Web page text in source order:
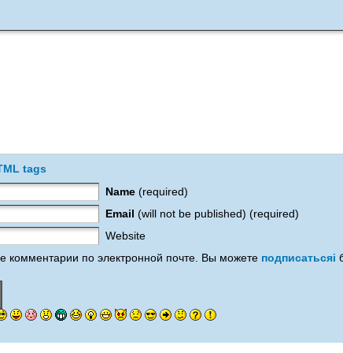
tags
Name (required)
Email (will not be published) (required)
Website
комментарии по электронной почте. Вы можете подписатьсяi